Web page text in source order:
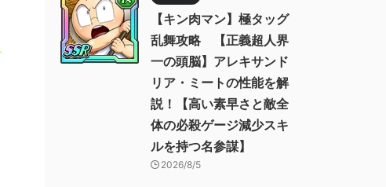
【キン肉マン】極タッグ
乱舞攻略 【正義超人界
一の頭脳】アレキサンド
リア・ミートの性能を解
説！【高い素早さと敵全
体の必殺ゲージ減少スキ
ルを持つ名参謀】
2026/8/5